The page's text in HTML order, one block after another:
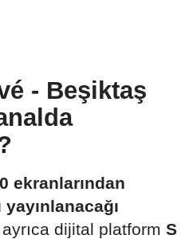
- Beşiktaş
ekranlarından
dijital platform S